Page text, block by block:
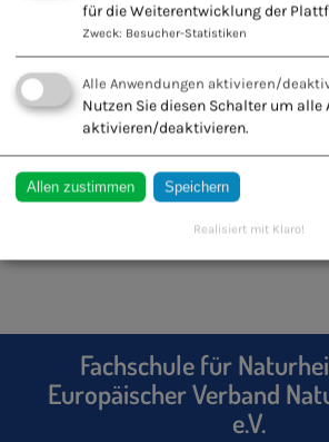
Fußreflexzonentherapie
Fußreflex – Nervenpunkttherapie
Fachausbildungen G – L
Fachausbildungen M – Z
Fachschule für
Europäischer Verband
e.V.
für die Weiterentwicklung der
Zweck: Besucher-Statistiken
Alle Anwendungen aktivieren/
Nutzen Sie diesen Schalter um alle
aktivieren/deaktivieren.
Allen zustimmen Speichern
Realisiert mit Klaro!